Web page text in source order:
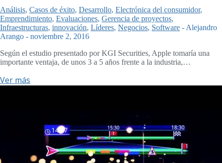
Análisis, Casos de éxito, Desarrollo, Electrónica del consumidor,
Emprendimiento, Evaluaciones, Gerencia de proyectos,
Infraestructuras, innovación, Líderes, Negocios, Software - Alejandro
Arango - noviembre 2, 2016
Según el estudio presentado por KGI Securities, Apple tomaría una
importante ventaja, de unos 3 a 5 años frente a la industria,…
Ver más